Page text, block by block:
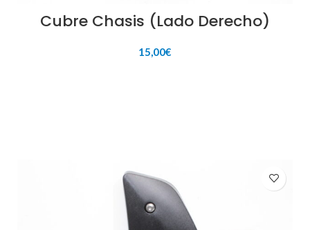
Cubre Chasis (Lado Derecho)
15,00€